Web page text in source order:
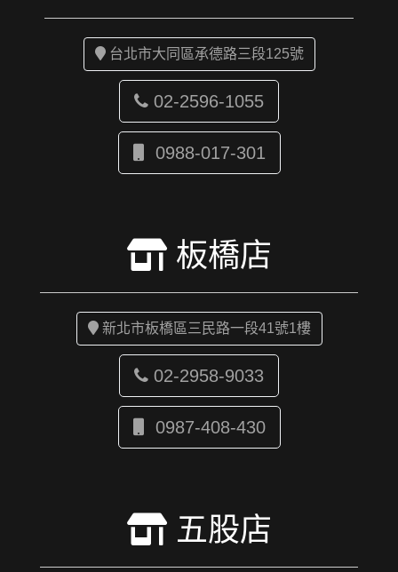
台北市大同區承德路三段125號
02-2596-1055
0988-017-301
板橋店
新北市板橋區三民路一段41號1樓
02-2958-9033
0987-408-430
五股店